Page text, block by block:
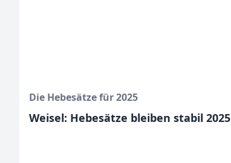
Die Hebesätze für 2025
Weisel: Hebesätze bleiben stabil 2025